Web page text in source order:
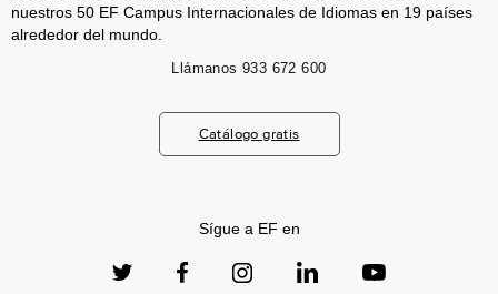
nuestros 50 EF Campus Internacionales de Idiomas en 19 países
alrededor del mundo.
Llámanos 933 672 600
Catálogo gratis
Sígue a EF en